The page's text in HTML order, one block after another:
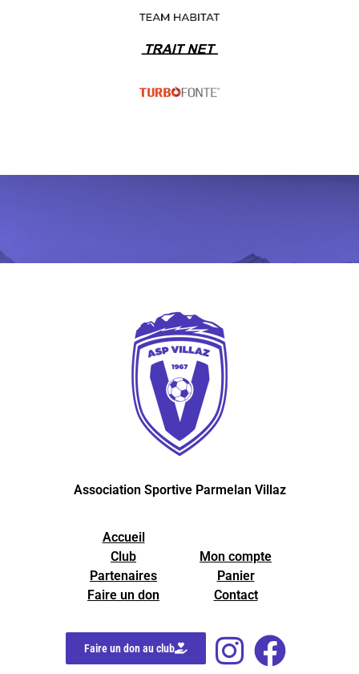
Association Sportive Parmelan Villaz
Accueil
Club
Partenaires
Faire un don
Mon compte
Panier
Contact
Faire un don au club